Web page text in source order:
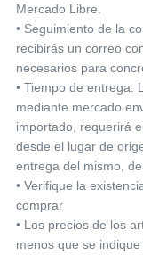
Mercado Libre.
• Seguimiento de la
recibirás un correo
necesarios para
• Tiempo de entrega:
mediante mercado
importado, requerirá
desde el lugar de
entrega del mismo,
• Verifique la
comprar
• Los precios de los
menos que se